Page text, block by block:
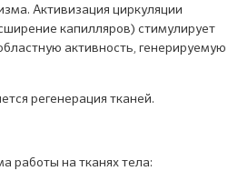
Активизация циркуляции
капилляров) стимулирует
активность, генерируемую
регенерация тканей.
работы на тканях тела: